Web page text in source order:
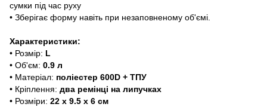
сумки під час руху
• Зберігає форму навіть при незаповненому об'ємі.
Характеристики:
• Розмір: L
• Об'єм: 0.9 л
• Матеріал: поліестер 600D + ТПУ
• Кріплення: два ремінці на липучках
• Розміри: 22 х 9.5 х 6 см